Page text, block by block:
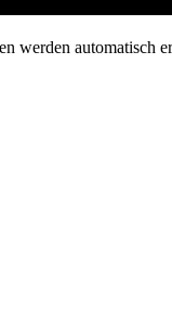
werden automatisch